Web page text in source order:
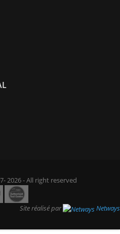
2026 - All right reserved
Site réalisé par Netways